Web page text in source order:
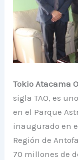
Tokio Atacama
sigla TAO, es
en el Parque
inaugurado en
Región de
70 millones de